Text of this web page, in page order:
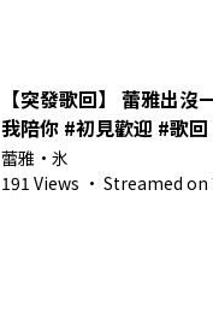
【突發歌回】 蕾雅出
我陪你 #初見歡迎 #歌回 #歡
馬來西亞Vtuber】
蕾雅・氷
191 Views · Streamed on